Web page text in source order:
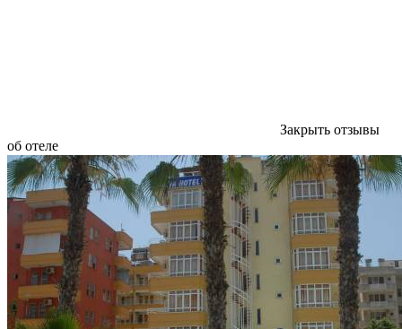
Закрыть отзывы
об отеле